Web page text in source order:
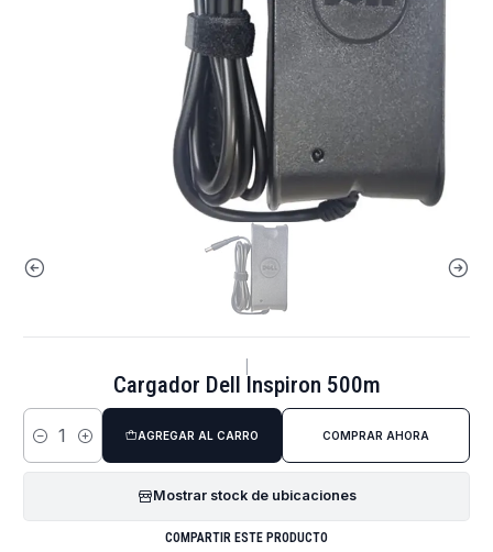
Cargador Dell Inspiron 500m
Cantidad
AGREGAR AL CARRO COMPRAR AHORA
Mostrar stock de ubicaciones
COMPARTIR ESTE PRODUCTO